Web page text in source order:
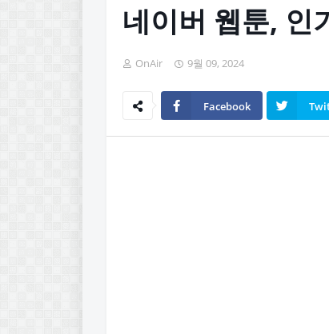
네이버 웹툰, 인
OnAir 9월 09, 2024
Facebook